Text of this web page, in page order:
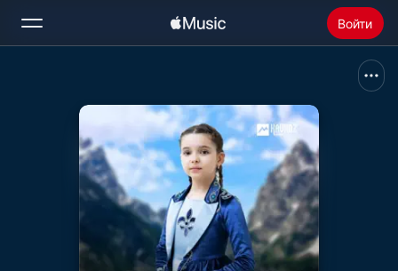
Войти
Радио
Установить Apple Music